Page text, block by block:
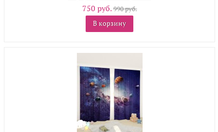
750 руб.990 руб.
В корзину